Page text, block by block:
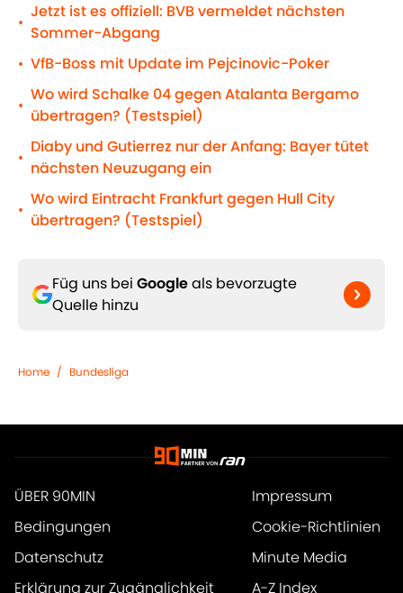
•
Jetzt ist es offiziell: BVB vermeldet nächsten
Sommer-Abgang
• VfB-Boss mit Update im Pejcinovic-Poker
•
Wo wird Schalke 04 gegen Atalanta Bergamo
übertragen? (Testspiel)
•
Diaby und Gutierrez nur der Anfang: Bayer tütet
nächsten Neuzugang ein
•
Wo wird Eintracht Frankfurt gegen Hull City
übertragen? (Testspiel)
Füg uns bei Googleals bevorzugte
Quelle hinzu
Home / Bundesliga
ÜBER 90MIN
Impressum
Bedingungen
Cookie-Richtlinien
Datenschutz
Minute Media
Erklärung zur Zugänglichkeit
A-Z Index